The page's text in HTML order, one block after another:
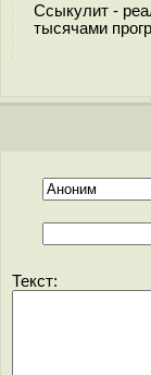
Ссыкулит -
тысячами
Текст: